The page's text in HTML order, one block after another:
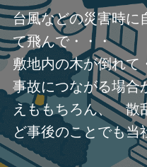
台風などの災害時に
て飛んで・・・
敷地内の木が倒れて
事故につながる場合
えももちろん、 散
ど事後のことでも